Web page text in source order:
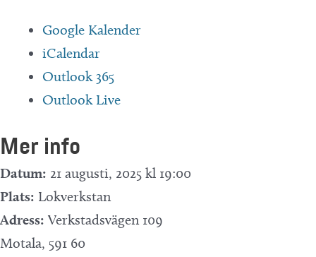
Google Kalender
iCalendar
Outlook 365
Outlook Live
Mer info
Datum: 21 augusti, 2025 kl 19:00
Plats: Lokverkstan
Adress: Verkstadsvägen 109
Motala, 591 60